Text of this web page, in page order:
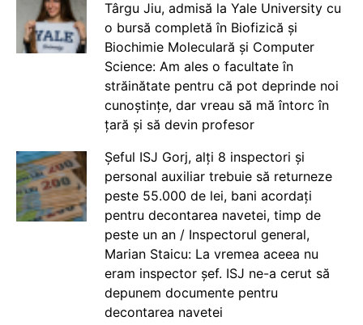
Târgu Jiu, admisă la Yale University cu
o bursă completă în Biofizică și
Biochimie Moleculară și Computer
Science: Am ales o facultate în
străinătate pentru că pot deprinde noi
cunoștințe, dar vreau să mă întorc în
țară și să devin profesor
Șeful ISJ Gorj, alți 8 inspectori și
personal auxiliar trebuie să returneze
peste 55.000 de lei, bani acordați
pentru decontarea navetei, timp de
peste un an / Inspectorul general,
Marian Staicu: La vremea aceea nu
eram inspector șef. ISJ ne-a cerut să
depunem documente pentru
decontarea navetei